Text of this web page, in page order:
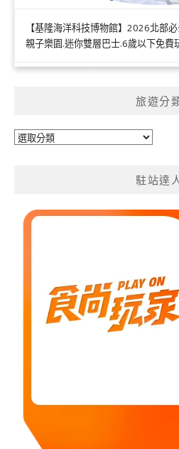
【基隆海洋科技博物館】2026北部
親子樂園.迷你雙層巴士.6歲以下免費
旅遊分
旅
駐站達